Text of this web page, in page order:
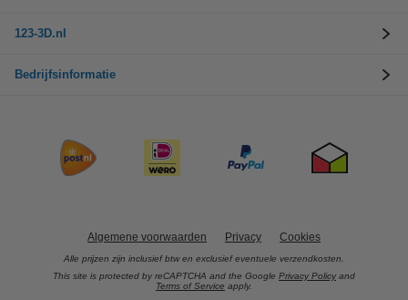
123-3D.nl
Bedrijfsinformatie
Algemene voorwaarden Privacy Cookies
Alle prijzen zijn inclusief btw en exclusief eventuele verzendkosten.
This site is protected by reCAPTCHA and the Google Privacy Policy and
Terms of Service apply.